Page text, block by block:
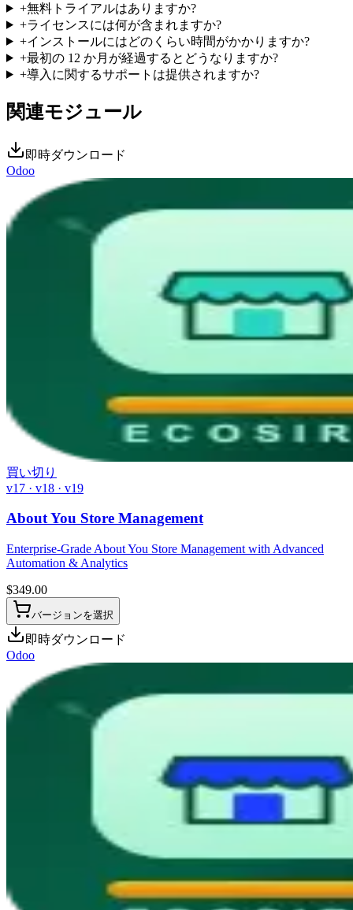
+無料トライアルはありますか?
+ライセンスには何が含まれますか?
+インストールにはどのくらい時間がかかりますか?
+最初の 12 か月が経過するとどうなりますか?
+導入に関するサポートは提供されますか?
関連モジュール
即時ダウンロード
Odoo
買い切り
v17 · v18 · v19
About You Store Management
Enterprise-Grade About You Store Management with Advanced
Automation & Analytics
$349.00
バージョンを選択
即時ダウンロード
Odoo